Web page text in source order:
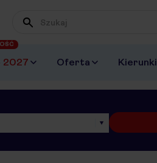
2027 Oferta Kierunki